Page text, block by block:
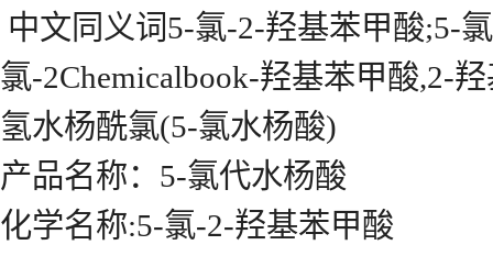
中文同义词5-氯-2-羟基苯甲酸;5-
氯-2Chemicalbook-羟基苯甲酸,2-
氢水杨酰氯(5-氯水杨酸)
产品名称：5-氯代水杨酸
化学名称:5-氯-2-羟基苯甲酸